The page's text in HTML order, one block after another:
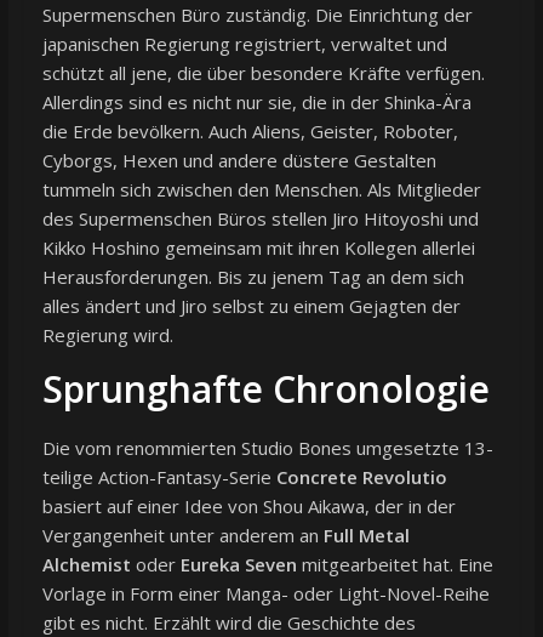
Supermenschen Büro zuständig. Die Einrichtung der
japanischen Regierung registriert, verwaltet und
schützt all jene, die über besondere Kräfte verfügen.
Allerdings sind es nicht nur sie, die in der Shinka-Ära
die Erde bevölkern. Auch Aliens, Geister, Roboter,
Cyborgs, Hexen und andere düstere Gestalten
tummeln sich zwischen den Menschen. Als Mitglieder
des Supermenschen Büros stellen Jiro Hitoyoshi und
Kikko Hoshino gemeinsam mit ihren Kollegen allerlei
Herausforderungen. Bis zu jenem Tag an dem sich
alles ändert und Jiro selbst zu einem Gejagten der
Regierung wird.
Sprunghafte Chronologie
Die vom renommierten Studio Bones umgesetzte 13-
teilige Action-Fantasy-Serie Concrete Revolutio
basiert auf einer Idee von Shou Aikawa, der in der
Vergangenheit unter anderem an Full Metal
Alchemist oder Eureka Seven mitgearbeitet hat. Eine
Vorlage in Form einer Manga- oder Light-Novel-Reihe
gibt es nicht. Erzählt wird die Geschichte des